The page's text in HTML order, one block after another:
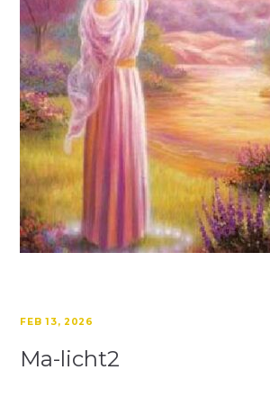
FEB 13, 2026
Ma-licht2